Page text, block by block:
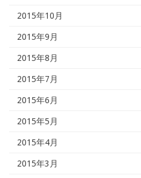
2015年10月
2015年9月
2015年8月
2015年7月
2015年6月
2015年5月
2015年4月
2015年3月